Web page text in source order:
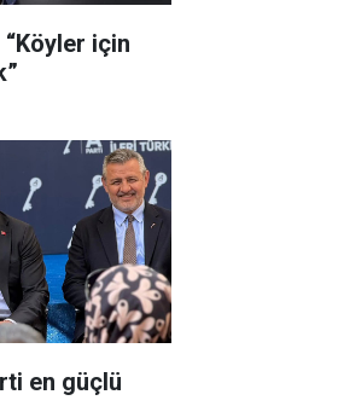
için
en güçlü